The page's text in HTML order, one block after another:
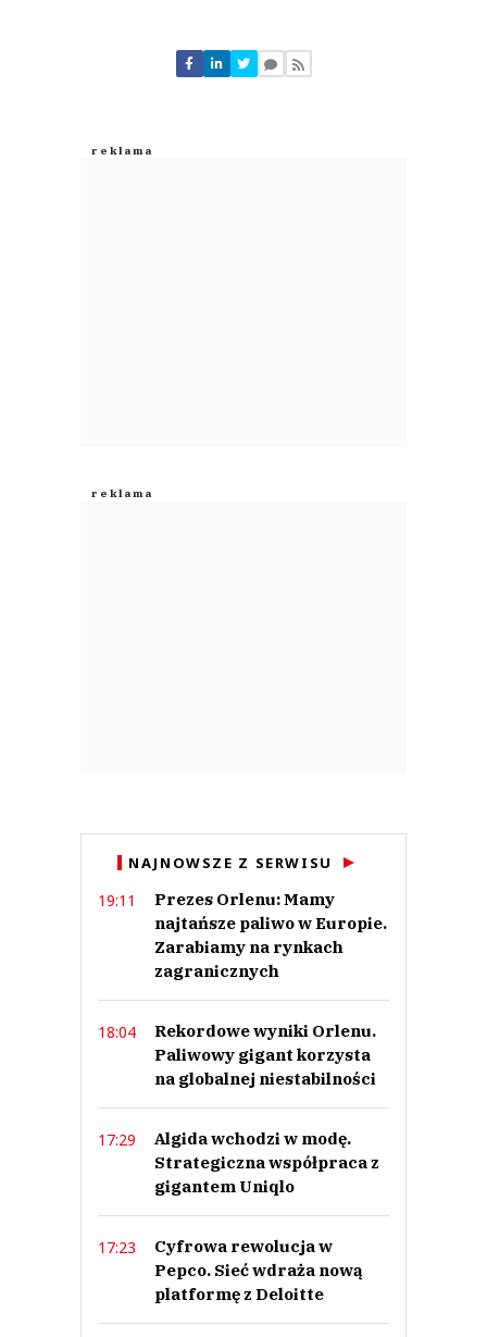
Nie znaleziono komentarzy
Zostaw swoje komentarze
NAJNOWSZE Z SERWISU
19:11
Prezes Orlenu: Mamy
najtańsze paliwo w Europie.
Zarabiamy na rynkach
zagranicznych
18:04
Rekordowe wyniki Orlenu.
Paliwowy gigant korzysta
na globalnej niestabilności
17:29
Algida wchodzi w modę.
Strategiczna współpraca z
gigantem Uniqlo
17:23
Cyfrowa rewolucja w
Pepco. Sieć wdraża nową
platformę z Deloitte